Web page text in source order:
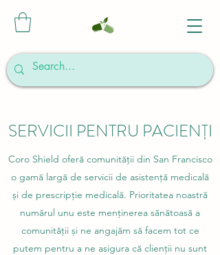
SERVICII PENTRU PACIENȚI
Coro Shield oferă comunității din San Francisco
o gamă largă de servicii de asistență medicală
și de prescripție medicală. Prioritatea noastră
numărul unu este menținerea sănătoasă a
comunității și ne angajăm să facem tot ce
putem pentru a ne asigura că clienții nu sunt